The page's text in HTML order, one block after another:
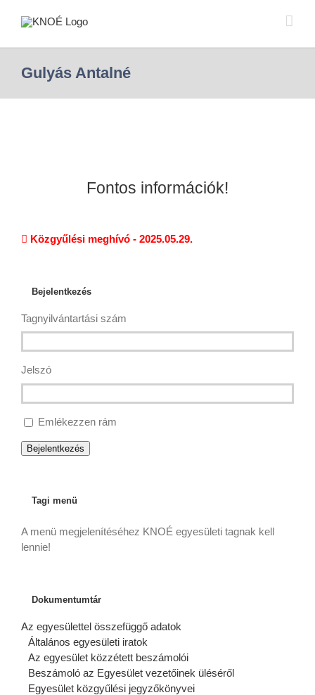
Gulyás Antalné
Fontos információk!
Közgyűlési meghívó - 2025.05.29.
Bejelentkezés
Tagnyilvántartási szám
Jelszó
Emlékezzen rám
Bejelentkezés
Tagi menü
A menü megjelenítéséhez KNOÉ egyesületi tagnak kell
lennie!
Dokumentumtár
Az egyesülettel összefüggő adatok
Általános egyesületi iratok
Az egyesület közzétett beszámolói
Beszámoló az Egyesület vezetőinek üléséről
Egyesület közgyűlési jegyzőkönyvei